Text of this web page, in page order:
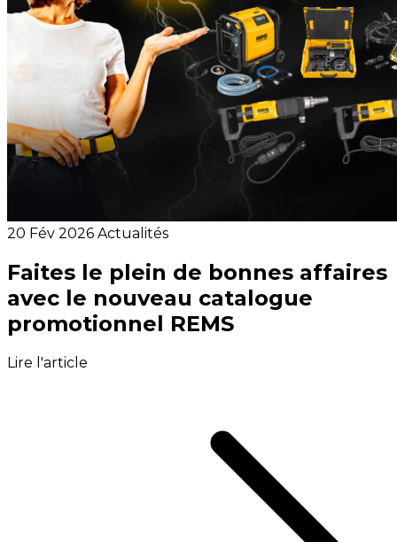
20 Fév 2026 Actualités
Faites le plein de bonnes affaires
avec le nouveau catalogue
promotionnel REMS
Lire l'article